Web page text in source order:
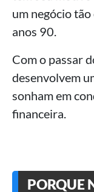
um negócio
anos 90.
Com o passar
desenvolvem
sonham em
financeira.
PORQUE